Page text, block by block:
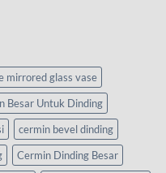
mirrored glass vase
Besar Untuk Dinding
cermin bevel dinding
Cermin Dinding Besar